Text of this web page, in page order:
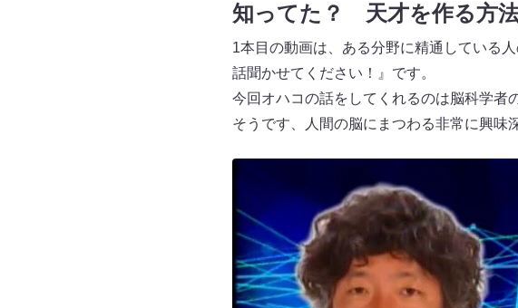
知ってた？ 天才を作る方法
1本目の動画は、ある分野に精通している
話聞かせてください！』です。
今回オハコの話をしてくれるのは脳科学者
そうです、人間の脳にまつわる非常に興味